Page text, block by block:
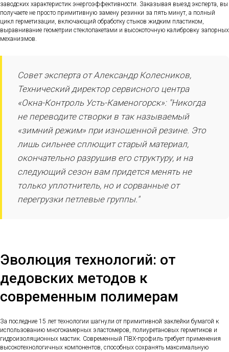
заводских характеристик энергоэффективности. Заказывая выезд эксперта, вы
получаете не просто примитивную замену резинки за пять минут, а полный
цикл герметизации, включающий обработку стыков жидким пластиком,
выравнивание геометрии стеклопакетами и высокоточную калибровку запорных
механизмов.
Совет эксперта от Александр Колесников,
Технический директор сервисного центра
«Окна-Контроль Усть-Каменогорск»: "Никогда
не переводите створки в так называемый
«зимний режим» при изношенной резине. Это
лишь сильнее сплющит старый материал,
окончательно разрушив его структуру, и на
следующий сезон вам придется менять не
только уплотнитель, но и сорванные от
перегрузки петлевые группы."
Эволюция технологий: от
дедовских методов к
современным полимерам
За последние 15 лет технологии шагнули от примитивной заклейки бумагой к
использованию многокамерных эластомеров, полиуретановых герметиков и
гидроизоляционных мастик. Современный ПВХ-профиль требует применения
высокотехнологичных компонентов, способных сохранять максимальную